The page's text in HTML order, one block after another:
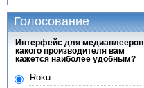
Голосование
Интерфейс для медиаплееров
какого производителя вам
кажется наиболее удобным?
Roku